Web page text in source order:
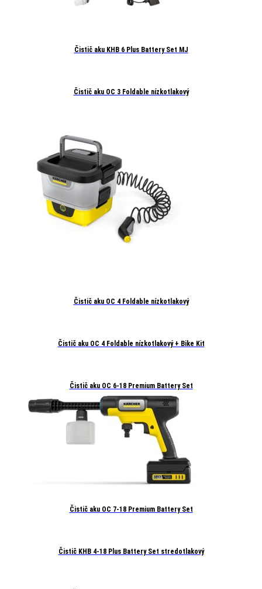
Čistič aku KHB 6 Plus Battery Set MJ
Čistič aku OC 3 Foldable nízkotlakový
Čistič aku OC 4 Foldable nízkotlakový
Čistič aku OC 4 Foldable nízkotlakový + Bike Kit
Čistič aku OC 6-18 Premium Battery Set
Čistič aku OC 7-18 Premium Battery Set
Čistič KHB 4-18 Plus Battery Set stredotlakový